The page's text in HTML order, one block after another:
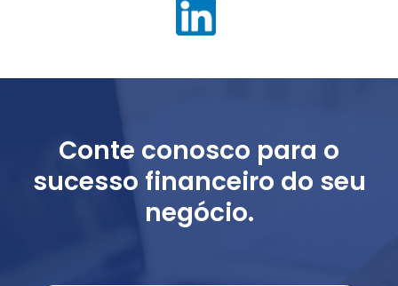
Conte conosco para o
sucesso financeiro do seu
negócio.